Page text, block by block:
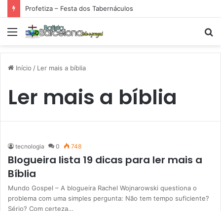
Profetiza – Festa dos Tabernáculos
Menu
Início / Ler mais a bíblia
Ler mais a bíblia
tecnologia 0 748
Blogueira lista 19 dicas para ler mais a
Bíblia
Mundo Gospel – A blogueira Rachel Wojnarowski questiona o
problema com uma simples pergunta: Não tem tempo suficiente?
Sério? Com certeza…